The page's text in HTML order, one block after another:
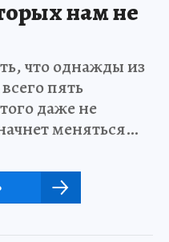
нам не
что однажды из
пять
даже не
меняться…